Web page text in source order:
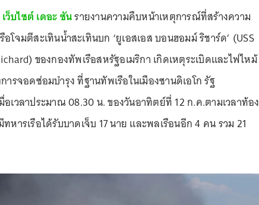
เว็บไซต์ เดอะ ซันรายงานความคืบหน้าเหตุการณ์ที่สร้างความ
โจมตีสะเทินน้ำสะเทินบก ‘ยูเอสเอส บอนฮอมม์ ริชาร์ด’ (USS
ของกองทัพเรือสหรัฐอเมริกา เกิดเหตุระเบิดและไฟไหม้
ารจอดซ่อมบำรุง ที่ฐานทัพเรือในเมืองซานดิเอโก รัฐ
อเวลาประมาณ 08.30 น. ของวันอาทิตย์ที่ 12 ก.ค.ตามเวลาท้อง
หารเรือได้รับบาดเจ็บ 17 นาย และพลเรือนอีก 4 คน รวม 21